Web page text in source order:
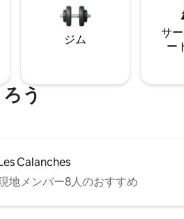
ジム
サ
ー
う
Calanches
地メンバー8人のおすすめ